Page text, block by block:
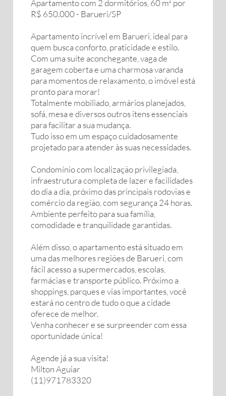
Apartamento com 2 dormitórios, 60 m² por
R$ 650.000 - Barueri/SP
Apartamento incrível em Barueri, ideal para
quem busca conforto, praticidade e estilo.
Com uma suíte aconchegante, vaga de
garagem coberta e uma charmosa varanda
para momentos de relaxamento, o imóvel está
pronto para morar!
Totalmente mobiliado, armários planejados,
sofá, mesa e diversos outros itens essenciais
para facilitar a sua mudança.
Tudo isso em um espaço cuidadosamente
projetado para atender às suas necessidades.
Condomínio com localização privilegiada,
infraestrutura completa de lazer e facilidades
do dia a dia, próximo das principais rodovias e
comércio da região, com segurança 24 horas.
Ambiente perfeito para sua família,
comodidade e tranquilidade garantidas.
Além disso, o apartamento está situado em
uma das melhores regiões de Barueri, com
fácil acesso a supermercados, escolas,
farmácias e transporte público. Próximo a
shoppings, parques e vias importantes, você
estará no centro de tudo o que a cidade
oferece de melhor.
Venha conhecer e se surpreender com essa
oportunidade única!
Agende já a sua visita!
Milton Aguiar
(11)971783320